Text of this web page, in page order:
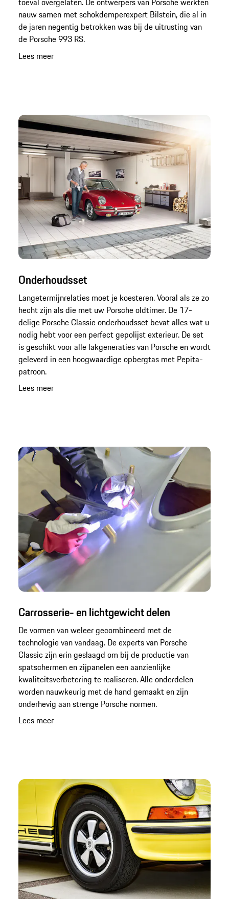
nauw samen met schokdemperexpert Bilstein, die al in
de jaren negentig betrokken was bij de uitrusting van
de Porsche 993 RS.
Lees meer
Onderhoudsset
Langetermijnrelaties moet je koesteren. Vooral als ze zo
hecht zijn als die met uw Porsche oldtimer. De 17-
delige Porsche Classic onderhoudsset bevat alles wat u
nodig hebt voor een perfect gepolijst exterieur. De set
is geschikt voor alle lakgeneraties van Porsche en wordt
geleverd in een hoogwaardige opbergtas met Pepita-
patroon.
Lees meer
Carrosserie- en lichtgewicht delen
De vormen van weleer gecombineerd met de
technologie van vandaag. De experts van Porsche
Classic zijn erin geslaagd om bij de productie van
spatschermen en zijpanelen een aanzienlijke
kwaliteitsverbetering te realiseren. Alle onderdelen
worden nauwkeurig met de hand gemaakt en zijn
onderhevig aan strenge Porsche normen.
Lees meer